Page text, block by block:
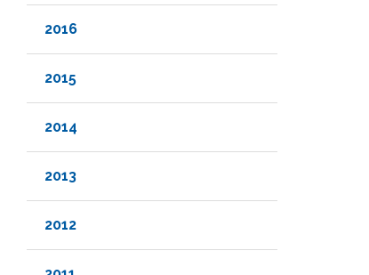
2016
2015
2014
2013
2012